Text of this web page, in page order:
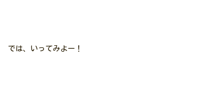
では、いってみよー！